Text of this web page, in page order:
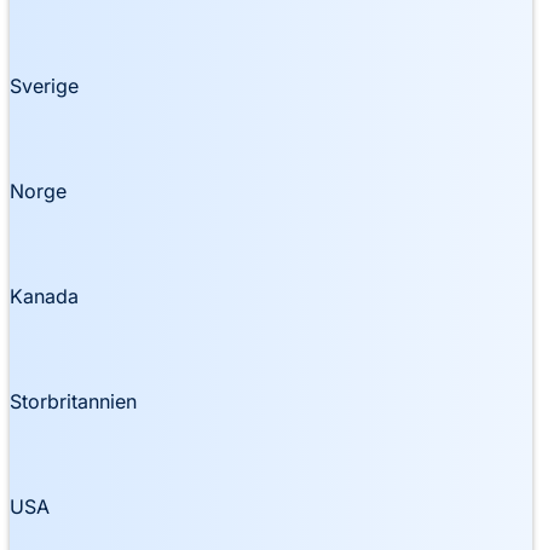
Sverige
Norge
Kanada
Storbritannien
USA